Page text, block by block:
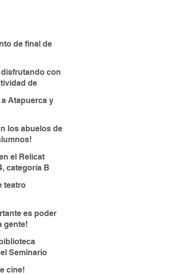
de final de
con
de
Atapuerca y
los abuelos de
el Relicat
categoría B
teatro
es poder
gente!
Seminario
cine!